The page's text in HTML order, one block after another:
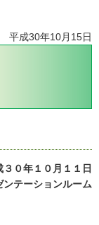
平成30年10月15日
３０年１０月１１日
ンテーションルーム